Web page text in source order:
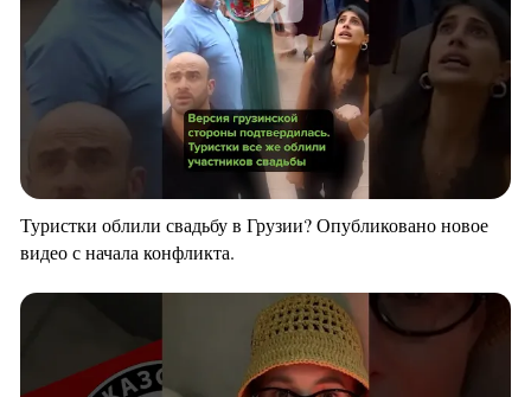
Туристки облили свадьбу в Грузии? Опубликовано новое
видео с начала конфликта.